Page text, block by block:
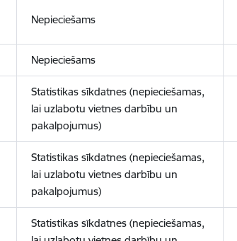
Nepieciešams
Nepieciešams
Statistikas sīkdatnes (nepieciešamas,
lai uzlabotu vietnes darbību un
pakalpojumus)
Statistikas sīkdatnes (nepieciešamas,
lai uzlabotu vietnes darbību un
pakalpojumus)
Statistikas sīkdatnes (nepieciešamas,